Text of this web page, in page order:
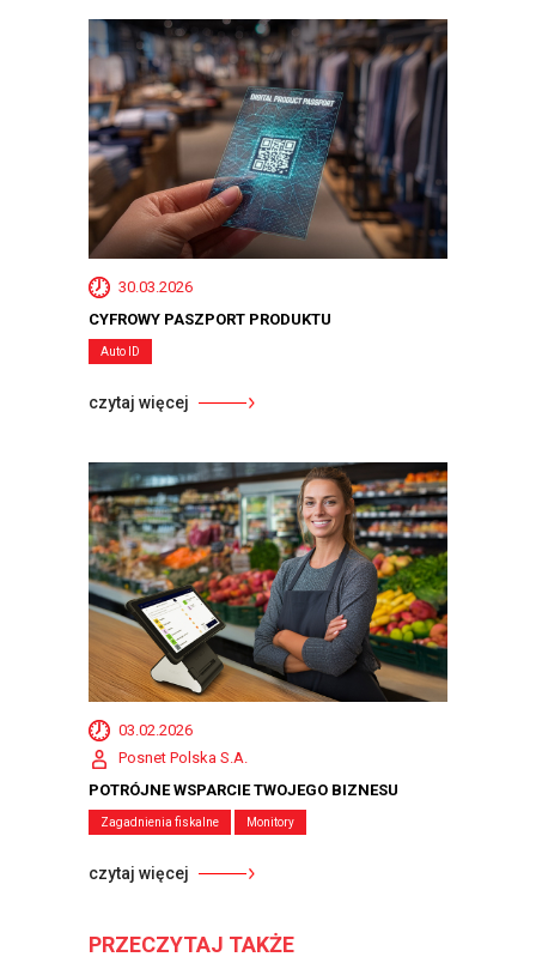
30.03.2026
CYFROWY PASZPORT PRODUKTU
Auto ID
czytaj więcej
03.02.2026
Posnet Polska S.A.
POTRÓJNE WSPARCIE TWOJEGO BIZNESU
Zagadnienia fiskalne Monitory
czytaj więcej
PRZECZYTAJ TAKŻE